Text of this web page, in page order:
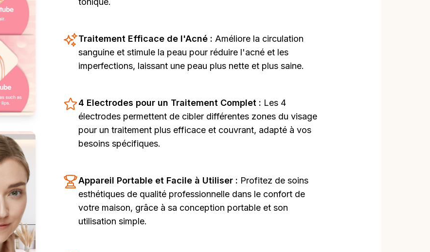
Traitement Efficace de l'Acné : Améliore la circulation
sanguine et stimule la peau pour réduire l'acné et les
imperfections, laissant une peau plus nette et plus saine.
4 Electrodes pour un Traitement Complet : Les 4
électrodes permettent de cibler différentes zones du visage
pour un traitement plus efficace et couvrant, adapté à vos
besoins spécifiques.
Appareil Portable et Facile à Utiliser : Profitez de soins
esthétiques de qualité professionnelle dans le confort de
votre maison, grâce à sa conception portable et son
utilisation simple.